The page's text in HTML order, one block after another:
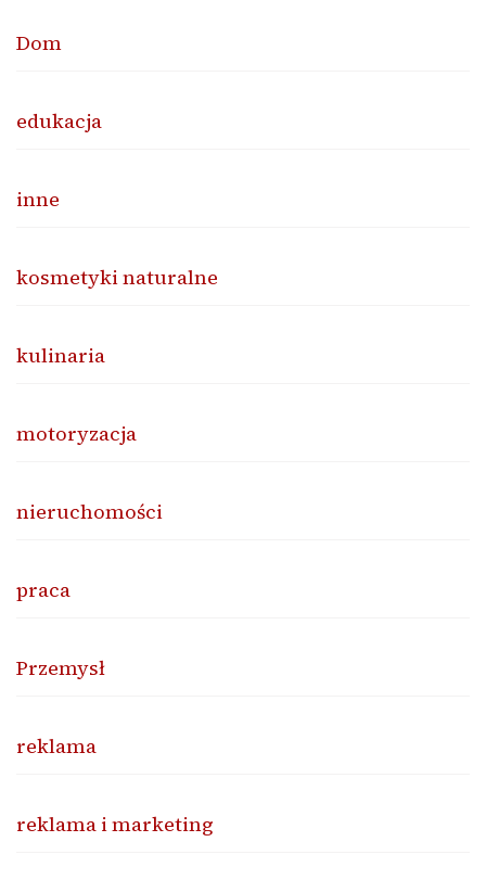
Dom
edukacja
inne
kosmetyki naturalne
kulinaria
motoryzacja
nieruchomości
praca
Przemysł
reklama
reklama i marketing